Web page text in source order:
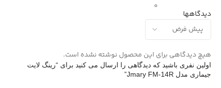
0
دیدگاهها
هیچ دیدگاهی برای این محصول نوشته نشده است.
اولین نفری باشید که دیدگاهی را ارسال می کنید برای “رینگ لایت
جیماری مدل Jmary FM-14R”